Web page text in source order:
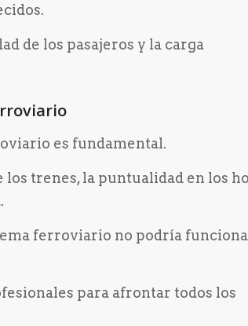
de los pasajeros y la carga
es fundamental.
trenes, la puntualidad en los
ferroviario no podría
para afrontar todos los